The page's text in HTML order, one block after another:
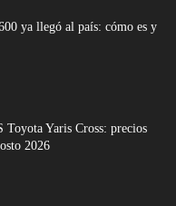
ya llegó al país: cómo es y
Yaris Cross: precios
2026